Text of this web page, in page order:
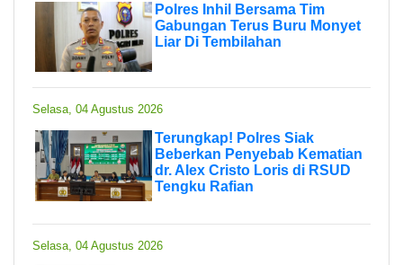
Polres Inhil Bersama Tim
Gabungan Terus Buru Monyet
Liar Di Tembilahan
Selasa, 04 Agustus 2026
Terungkap! Polres Siak
Beberkan Penyebab Kematian
dr. Alex Cristo Loris di RSUD
Tengku Rafian
Selasa, 04 Agustus 2026